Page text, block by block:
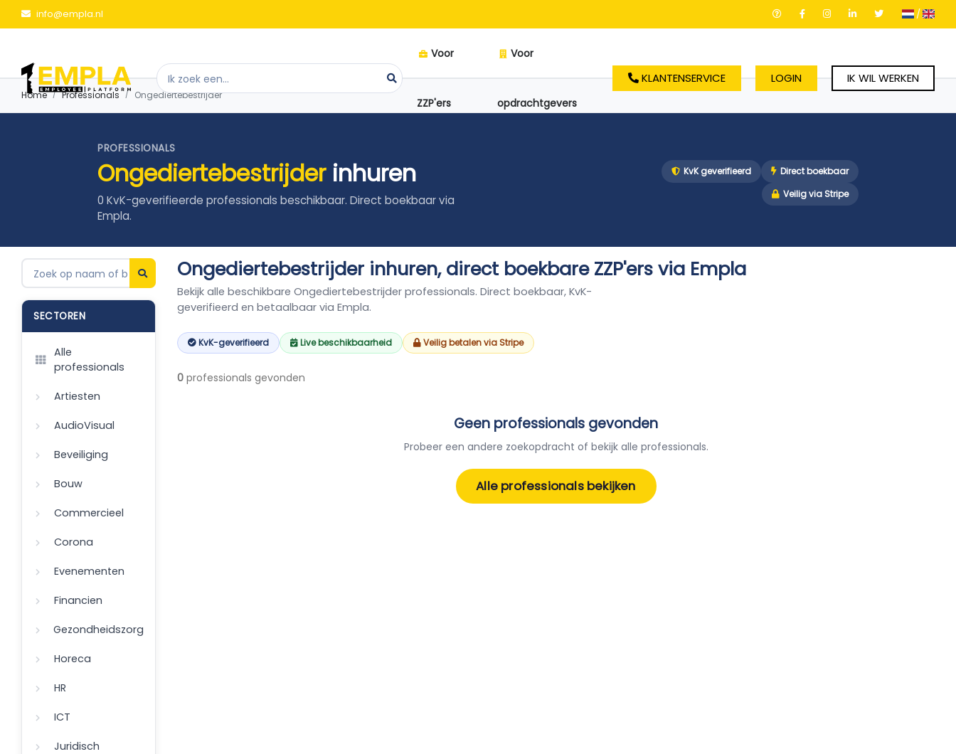
info@empla.nl /
Voor
ZZP'ers
Voor
opdrachtgevers
KLANTENSERVICE LOGIN IK WIL WERKEN
Home Professionals Ongediertebestrijder
PROFESSIONALS
Ongediertebestrijderinhuren
0 KvK-geverifieerde professionals beschikbaar. Direct boekbaar via
Empla.
KvK geverifieerd
Direct boekbaar
Veilig via Stripe
SECTOREN
Alle
professionals
Artiesten
AudioVisual
Beveiliging
Bouw
Commercieel
Corona
Evenementen
Financien
Gezondheidszorg
Horeca
HR
ICT
Juridisch
Ongediertebestrijder inhuren, direct boekbare ZZP'ers via Empla
Bekijk alle beschikbare Ongediertebestrijder professionals. Direct boekbaar, KvK-
geverifieerd en betaalbaar via Empla.
KvK-geverifieerd Live beschikbaarheid Veilig betalen via Stripe
0 professionals gevonden
Geen professionals gevonden
Probeer een andere zoekopdracht of bekijk alle professionals.
Alle professionals bekijken